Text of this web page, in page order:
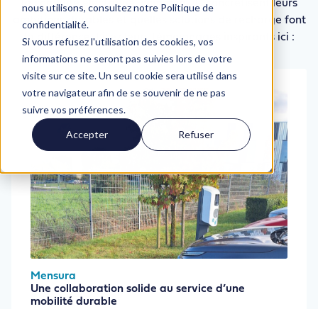
nous utilisons, consultez notre Politique de
confidentialité.
Si vous refusez l'utilisation des cookies, vos
informations ne seront pas suivies lors de votre
visite sur ce site. Un seul cookie sera utilisé dans
votre navigateur afin de se souvenir de ne pas
suivre vos préférences.
Accepter Refuser
la conduite électrique, comment ils concrétisent leurs
ambitions durables et quelles solutions de recharge font
la différence. Lisez leurs témoignages inspirants ici :
Mensura
Une collaboration solide au service d’une
mobilité durable